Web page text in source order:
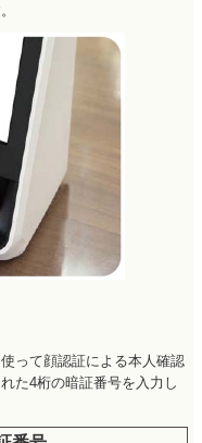
って顔認証による本人確認
た4桁の暗証番号を入力し